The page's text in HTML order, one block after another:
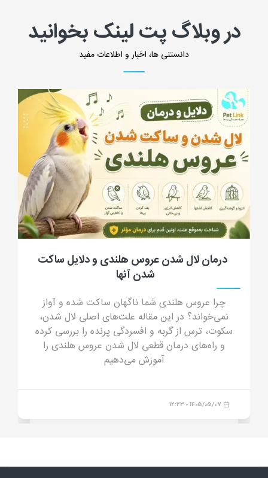
در وبلاگ پت لینک بخوانید
دانستنی ها، اخبار و اطلاعات مفید
درمان لال شدن عروس هلندی و دلایل ساکت
شدن آنها
چرا عروس هلندی شما ناگهان ساکت شده و آواز
نمی‌خواند؟ در این مقاله علت‌های اصلی لال شدن،
سکوت، ترس از گربه و افسردگی پرنده را بررسی کرده
و راه‌های درمان قطعی لال شدن عروس هلندی را
آموزش می‌دهیم
1405/05/07 - 12:23